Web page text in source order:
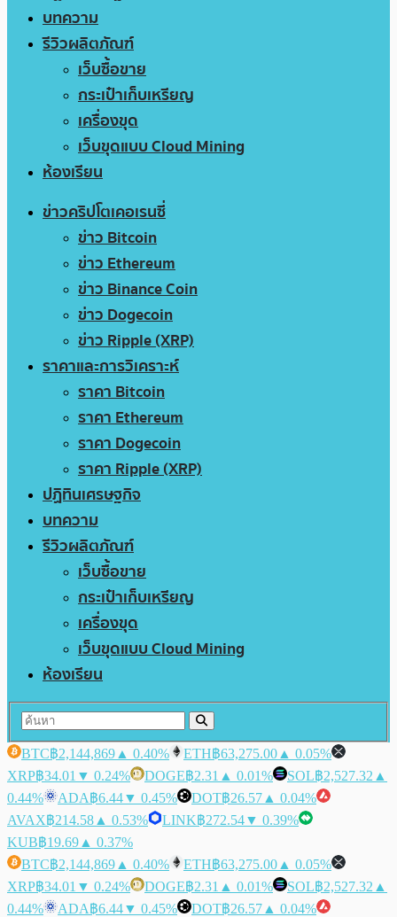
บทความ
รีวิวผลิตภัณฑ์
เว็บซื้อขาย
กระเป๋าเก็บเหรียญ
เครื่องขุด
เว็บขุดแบบ Cloud Mining
ห้องเรียน
ข่าวคริปโตเคอเรนซี่
ข่าว Bitcoin
ข่าว Ethereum
ข่าว Binance Coin
ข่าว Dogecoin
ข่าว Ripple (XRP)
ราคาและการวิเคราะห์
ราคา Bitcoin
ราคา Ethereum
ราคา Dogecoin
ราคา Ripple (XRP)
ปฏิทินเศรษฐกิจ
บทความ
รีวิวผลิตภัณฑ์
เว็บซื้อขาย
กระเป๋าเก็บเหรียญ
เครื่องขุด
เว็บขุดแบบ Cloud Mining
ห้องเรียน
BTC฿2,144,869 ▲ 0.40% ETH฿63,275.00 ▲ 0.05%
XRP฿34.01 ▼ 0.24% DOGE฿2.31 ▲ 0.01% SOL฿2,527.32 ▲
0.44%
ADA฿6.44▼ 0.45% DOT฿26.57 ▲ 0.04%
AVAX฿214.58 ▲ 0.53% LINK฿272.54▼ 0.39%
KUB฿19.69 ▲ 0.37%
BTC฿2,144,869 ▲ 0.40% ETH฿63,275.00 ▲ 0.05%
XRP฿34.01 ▼ 0.24% DOGE฿2.31 ▲ 0.01% SOL฿2,527.32 ▲
0.44%
ADA฿6.44▼ 0.45% DOT฿26.57 ▲ 0.04%